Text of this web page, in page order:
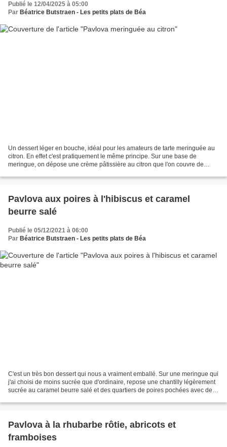
Publié le 12/04/2025 à 05:00
Par Béatrice Butstraen - Les petits plats de Béa
Un dessert léger en bouche, idéal pour les amateurs de tarte meringuée au
citron. En effet c'est pratiquement le même principe. Sur une base de
meringue, on dépose une crème pâtissière au citron que l'on couvre de
Pavlova aux poires à l'hibiscus et caramel
beurre salé
Publié le 05/12/2021 à 06:00
Par Béatrice Butstraen - Les petits plats de Béa
C'est un très bon dessert qui nous a vraiment emballé. Sur une meringue qui
j'ai choisi de moins sucrée que d'ordinaire, repose une chantilly légèrement
sucrée au caramel beurre salé et des quartiers de poires pochées avec des
Pavlova à la rhubarbe rôtie, abricots et
framboises